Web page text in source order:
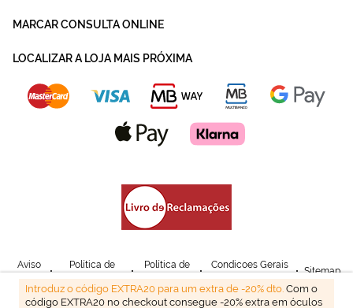
Introduz o código EXTRA20 para um extra de -20% dto. Com o
código EXTRA20 no checkout consegue -20% extra em óculos
MARCAR CONSULTA ONLINE
LOCALIZAR A LOJA MAIS PRÓXIMA
Aviso
Legal
Política de
Privacidade
Política de
Cookies
Condicoes Gerais
de Venda
Sitemap